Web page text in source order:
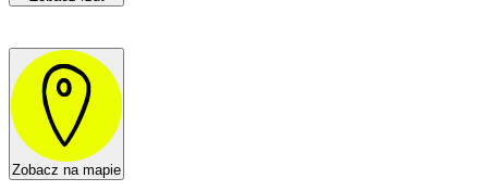
Zobacz na mapie